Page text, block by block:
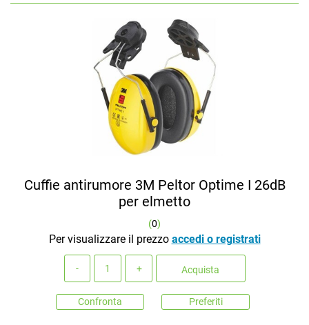
Cuffie antirumore 3M Peltor Optime I 26dB
per elmetto
(0)
Per visualizzare il prezzo accedi o registrati
Acquista
Confronta Preferiti